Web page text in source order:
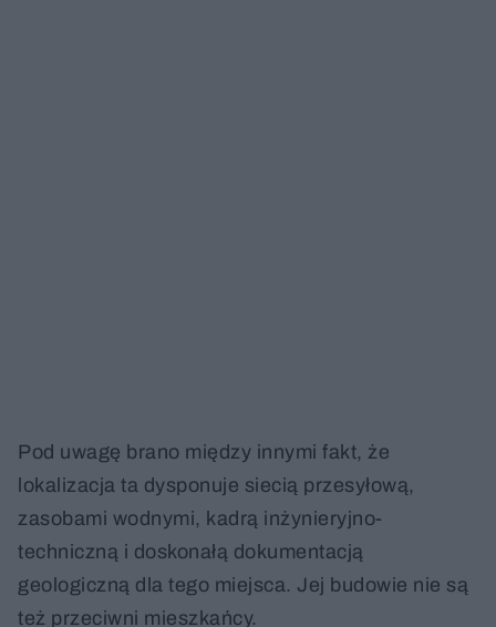
Pod uwagę brano między innymi fakt, że
lokalizacja ta dysponuje siecią przesyłową,
zasobami wodnymi, kadrą inżynieryjno-
techniczną i doskonałą dokumentacją
geologiczną dla tego miejsca. Jej budowie nie są
też przeciwni mieszkańcy.